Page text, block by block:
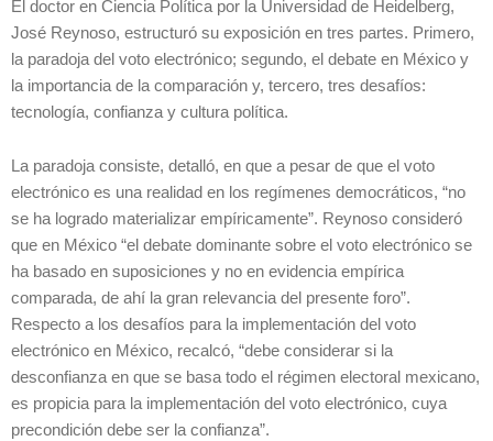
El doctor en Ciencia Política por la Universidad de Heidelberg,
José Reynoso, estructuró su exposición en tres partes. Primero,
la paradoja del voto electrónico; segundo, el debate en México y
la importancia de la comparación y, tercero, tres desafíos:
tecnología, confianza y cultura política.
La paradoja consiste, detalló, en que a pesar de que el voto
electrónico es una realidad en los regímenes democráticos, “no
se ha logrado materializar empíricamente”. Reynoso consideró
que en México “el debate dominante sobre el voto electrónico se
ha basado en suposiciones y no en evidencia empírica
comparada, de ahí la gran relevancia del presente foro”.
Respecto a los desafíos para la implementación del voto
electrónico en México, recalcó, “debe considerar si la
desconfianza en que se basa todo el régimen electoral mexicano,
es propicia para la implementación del voto electrónico, cuya
precondición debe ser la confianza”.